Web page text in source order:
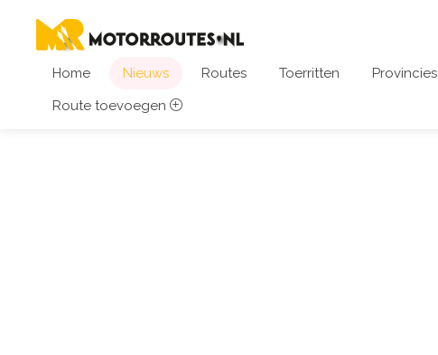
Home Nieuws Routes Toerritten Provincies
Route toevoegen